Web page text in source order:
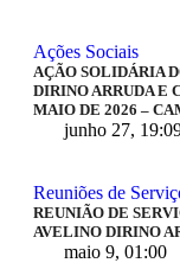
Ações Sociais
AÇÃO SOLIDÁRIA
DIRINO ARRUDA E
MAIO DE 2026 –
junho 27,
Reuniões de
REUNIÃO DE
AVELINO DIRINO
maio 9, 01:00